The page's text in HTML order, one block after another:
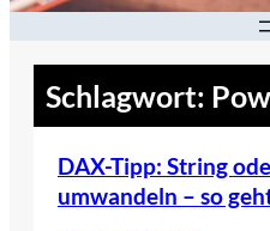
Schlagwort:
DAX-Tipp: String
umwandeln – so